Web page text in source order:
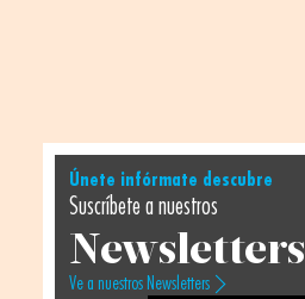
Únete infórmate descubre
Suscríbete a nuestros
Newsletters
Ve a nuestros Newsletters